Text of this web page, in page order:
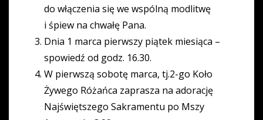
do włączenia się we wspólną modlitwę
i śpiew na chwałę Pana.
Dnia 1 marca pierwszy piątek miesiąca –
spowiedź od godz. 16.30.
W pierwszą sobotę marca, tj.2-go Koło
Żywego Różańca zaprasza na adorację
Najświętszego Sakramentu po Mszy